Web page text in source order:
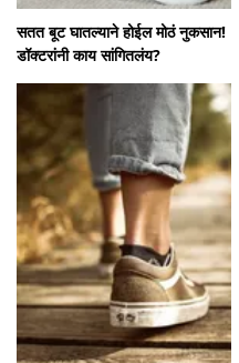
सतत बूट घातल्याने होईल मोठं नुकसान!
डॉक्टरांनी काय सांगितलंय?